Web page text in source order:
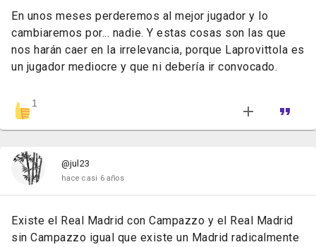
En unos meses perderemos al mejor jugador y lo
cambiaremos por... nadie. Y estas cosas son las que
nos harán caer en la irrelevancia, porque Laprovittola es
un jugador mediocre y que ni debería ir convocado.
1
@jul23
hace casi 6 años
Existe el Real Madrid con Campazzo y el Real Madrid
sin Campazzo igual que existe un Madrid radicalmente